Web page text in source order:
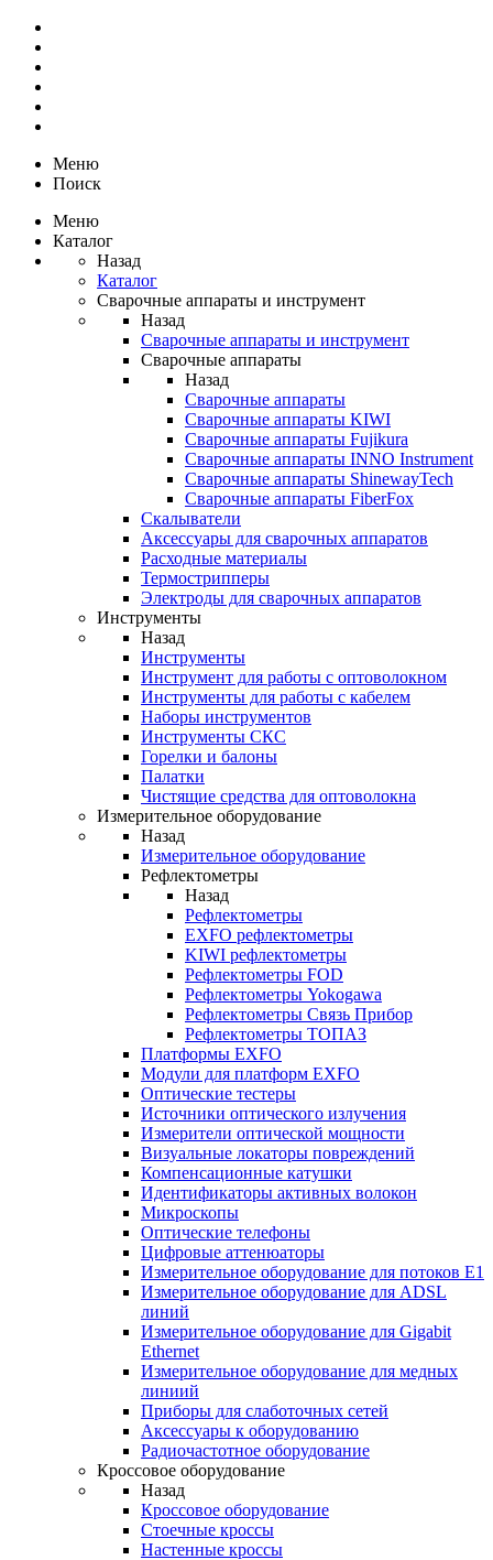
Меню
Поиск
Меню
Каталог
Назад
Каталог
Сварочные аппараты и инструмент
Назад
Сварочные аппараты и инструмент
Сварочные аппараты
Назад
Сварочные аппараты
Сварочные аппараты KIWI
Сварочные аппараты Fujikura
Сварочные аппараты INNO Instrument
Сварочные аппараты ShinewayTech
Cварочные аппараты FiberFox
Скалыватели
Аксессуары для сварочных аппаратов
Расходные материалы
Термострипперы
Электроды для сварочных аппаратов
Инструменты
Назад
Инструменты
Инструмент для работы с оптоволокном
Инструменты для работы с кабелем
Наборы инструментов
Инструменты СКС
Горелки и балоны
Палатки
Чистящие средства для оптоволокна
Измерительное оборудование
Назад
Измерительное оборудование
Рефлектометры
Назад
Рефлектометры
EXFO рефлектометры
KIWI рефлектометры
Рефлектометры FOD
Рефлектометры Yokogawa
Рефлектометры Связь Прибор
Рефлектометры ТОПАЗ
Платформы EXFO
Модули для платформ EXFO
Оптические тестеры
Источники оптического излучения
Измерители оптической мощности
Визуальные локаторы повреждений
Компенсационные катушки
Идентификаторы активных волокон
Микроскопы
Оптические телефоны
Цифровые аттенюаторы
Измерительное оборудование для потоков Е1
Измерительное оборудование для ADSL
линий
Измерительное оборудование для Gigabit
Ethernet
Измерительное оборудование для медных
линиий
Приборы для слаботочных сетей
Аксессуары к оборудованию
Радиочастотное оборудование
Кроссовое оборудование
Назад
Кроссовое оборудование
Стоечные кроссы
Настенные кроссы